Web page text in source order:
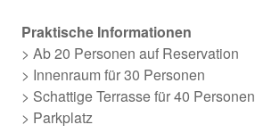
Praktische Informationen
> Ab 20 Personen auf Reservation
> Innenraum für 30 Personen
> Schattige Terrasse für 40 Personen
> Parkplatz